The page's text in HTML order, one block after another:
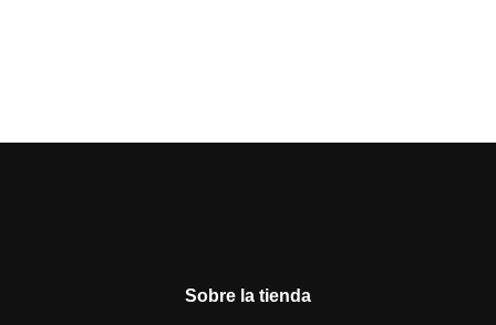
Sobre la tienda